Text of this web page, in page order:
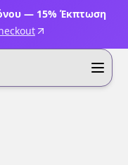
— 15% Έκπτωση